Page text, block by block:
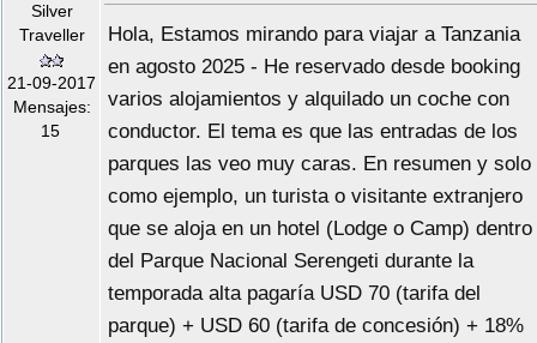
Silver
Traveller
21-09-2017
Mensajes:
15
Hola, Estamos mirando para viajar a Tanzania
en agosto 2025 - He reservado desde booking
varios alojamientos y alquilado un coche con
conductor. El tema es que las entradas de los
parques las veo muy caras. En resumen y solo
como ejemplo, un turista o visitante extranjero
que se aloja en un hotel (Lodge o Camp) dentro
del Parque Nacional Serengeti durante la
temporada alta pagaría USD 70 (tarifa del
parque) + USD 60 (tarifa de concesión) + 18%